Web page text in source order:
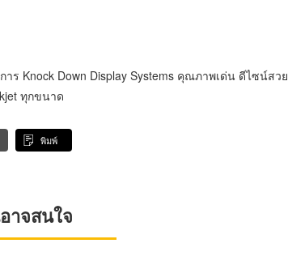
ร Knock Down Display Systems คุณภาพเด่น ดีไซน์สวย
ทุกขนาด
พิมพ์
าจสนใจ